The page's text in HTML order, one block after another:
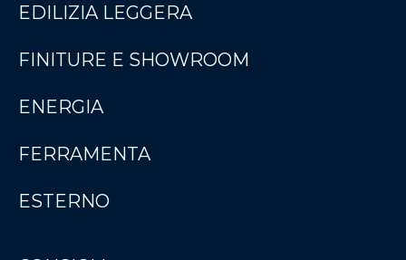
EDILIZIA LEGGERA
FINITURE E SHOWROOM
ENERGIA
FERRAMENTA
ESTERNO